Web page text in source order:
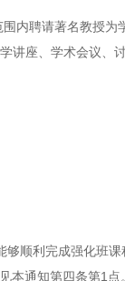
内聘请著名教授
讲座、学术会议、
顺利完成强化班
本通知第四条第1 点。